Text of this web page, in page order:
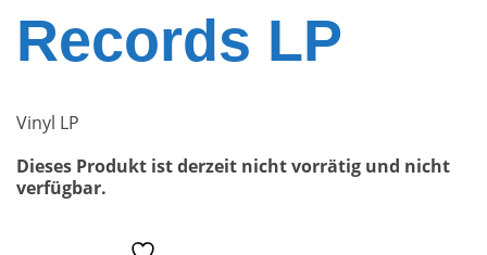
Records LP
Vinyl LP
Dieses Produkt ist derzeit nicht vorrätig und nicht
verfügbar.